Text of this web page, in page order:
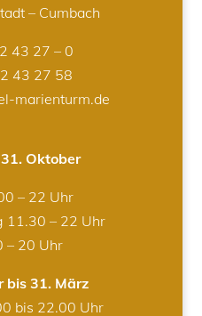
– Cumbach
43 27 – 0
43 27 58
marienturm.de
Oktober
– 22 Uhr
11.30 – 22 Uhr
– 20 Uhr
bis 31. März
bis 22.00 Uhr